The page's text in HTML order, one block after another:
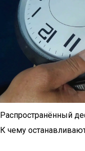
Распространённый
К чему